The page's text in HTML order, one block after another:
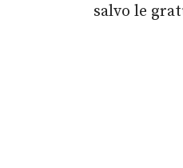
salvo le